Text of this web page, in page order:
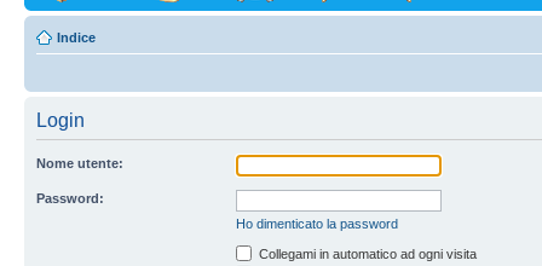
Indice
Login
Nome utente:
Password:
Ho dimenticato la password
Collegami in automatico ad ogni visita